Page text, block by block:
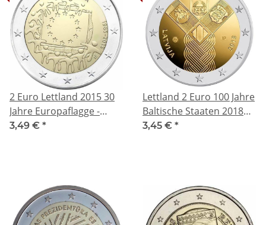
2 Euro Lettland 2015 30
Jahre Europaflagge -
3,49 € *
Lettland 2 Euro 100 Jahre
Baltische Staaten 2018
bfr
3,45 € *